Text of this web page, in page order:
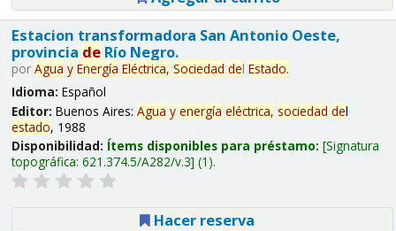
Estacion transformadora San Antonio Oeste,
provincia deRío Negro.
por Agua y Energía Eléctrica, Sociedad del Estado.
Idioma: Español
Editor: Buenos Aires: Agua y energía eléctrica, sociedad del
estado, 1988
Disponibilidad: Ítems disponibles para préstamo: Signatura
topográfica: 621.374.5/A282/v.3 (1).
Hacer reserva